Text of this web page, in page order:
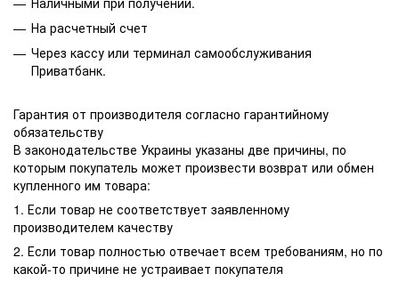
На расчетный счет
Через кассу или терминал самообслуживания
Приватбанк.
Гарантия от производителя согласно гарантийному
обязательству
В законодательстве Украины указаны две причины, по
которым покупатель может произвести возврат или обмен
купленного им товара:
1. Если товар не соответствует заявленному
производителем качеству
2. Если товар полностью отвечает всем требованиям, но по
какой-то причине не устраивает покупателя